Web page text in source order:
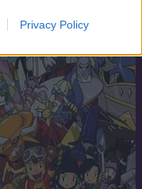
Privacy Policy